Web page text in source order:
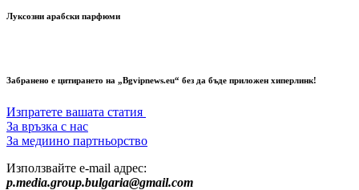
Луксозни арабски парфюми
Забранено е цитирането на „Bgvipnews.eu“ без да бъде приложен хиперлинк!
Изпратете вашата статия
За връзка с нас
За медиино партньорство
Използвайте e-mail адрес:
p.media.group.bulgaria@gmail.com